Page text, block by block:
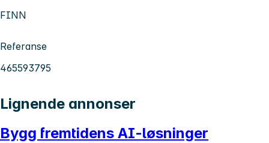
FINN
Referanse
465593795
Lignende annonser
Bygg fremtidens AI-løsninger